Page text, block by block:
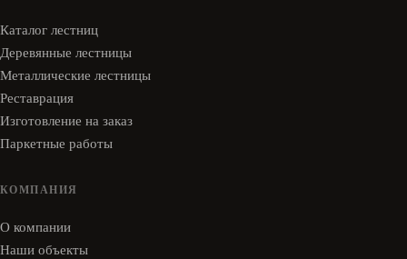
Каталог лестниц
Деревянные лестницы
Металлические лестницы
Реставрация
Изготовление на заказ
Паркетные работы
КОМПАНИЯ
О компании
Наши объекты